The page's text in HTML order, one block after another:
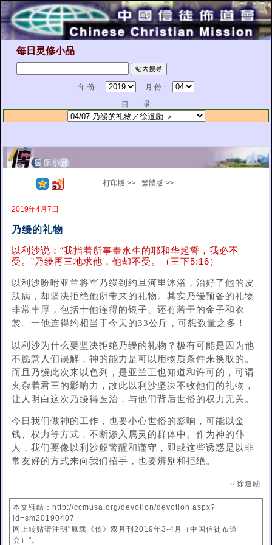
每日灵修小品
年 份：
月 份：
目 录
打印版 >> 繁體版 >>
2019年4月7日
乃缦的礼物
以利沙说：“我指着所事奉永生的耶和华起誓，我必不
受。”乃缦再三地求他，他却不受。（王下5:16）
以利沙吩咐亚兰将军乃缦到约旦河里沐浴，治好了他的皮
肤病，却坚决拒绝他所带来的礼物。其实乃缦预备的礼物
非常丰厚，包括十他连得的银子、还有若干的金子和衣
裳。一他连得约相当于今天的33公斤，可想数量之多！
以利沙为什么要坚决拒绝乃缦的礼物？极有可能是因为他
不愿意人们误解，神的能力是可以用物质条件来换取的。
而且乃缦此次来以色列，是亚兰王也知道和许可的，可谓
夹杂着君王的影响力，故此以利沙坚决不收他们的礼物，
让人明白这次乃缦得医治，与他们背后世俗的权力无关。
今日我们做神的工作，也要小心世俗的影响，可能以金
钱、权力等方式，不断渗入属灵的群体中。作为神的仆
人，我们要像以利沙般警醒和谨守，即或这些诱惑是以非
常友好的方式来向我们招手，也要辨别和拒绝。
～徐道励
本文链结：http://ccmusa.org/devotion/devotion.aspx?
id=sm20190407
网上转贴请注明"原载《传》双月刊2019年3-4月（中国信徒布道
会）"。